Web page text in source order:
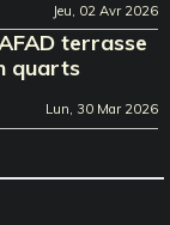
Jeu, 02 Avr 2026
terrasse
quarts
Lun, 30 Mar 2026